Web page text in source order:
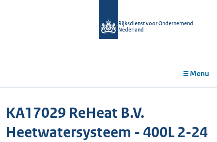
Rijksdienst voor Ondernemend
Nederland
Menu
KA17029 ReHeat B.V.
Heetwatersysteem - 400L 2-24